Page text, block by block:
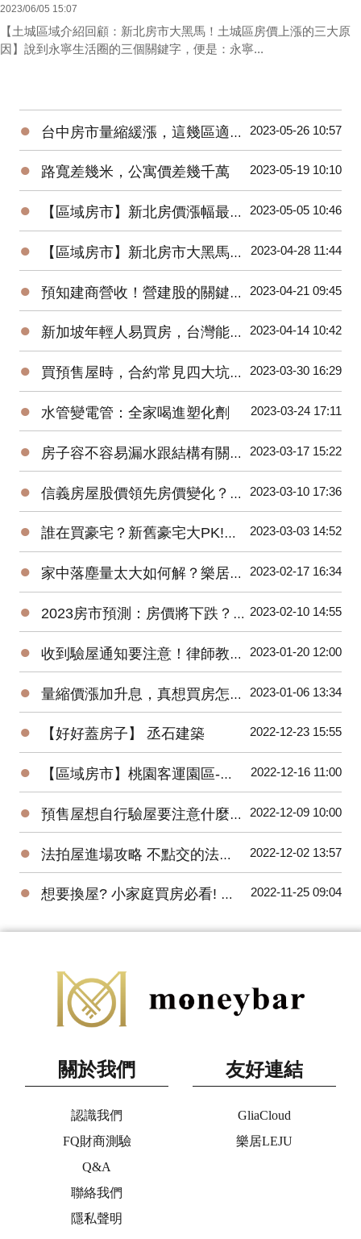
2023/06/05 15:07
【土城區域介紹回顧：新北房市大黑馬！土城區房價上漲的三大原
因】說到永寧生活圈的三個關鍵字，便是：永寧...
● 台中房市量縮緩漲，這幾區適合進場！台中海線 | 水湳 | 烏日 | 北屯 | 台中市政府 2023-05-26 10:57
● 路寬差幾米，公寓價差幾千萬 2023-05-19 10:10
● 【區域房市】新北房價漲幅最高–土城暫緩重劃區 2023-05-05 10:46
● 【區域房市】新北房市大黑馬！土城區房價上漲的三大原因？ 2023-04-28 11:44
● 預知建商營收！營建股的關鍵指標與操作秘訣 2023-04-21 09:45
● 新加坡年輕人易買房，台灣能借鏡？房市回溫？住商徐佳馨獨家分析 2023-04-14 10:42
● 買預售屋時，合約常見四大坑！你踩到了幾坑？ 2023-03-30 16:29
● 水管變電管：全家喝進塑化劑 2023-03-24 17:11
● 房子容不容易漏水跟結構有關係？戴雲發教你怎麼看！ 2023-03-17 15:22
● 信義房屋股價領先房價變化？準確率超高！ 2023-03-10 17:36
● 誰在買豪宅？新舊豪宅大PK!遠雄豪宅銷售團隊親身分享-遠雄Park One 2023-03-03 14:52
● 家中落塵量太大如何解？樂居創辦人Pearl換紗窗體驗大公開！ 2023-02-17 16:34
● 2023房市預測：房價將下跌？萬事俱備，尚欠東風！ 2023-02-10 14:55
● 收到驗屋通知要注意！律師教你判斷合不合理 2023-01-20 12:00
● 量縮價漲加升息，真想買房怎麼辦？買預售屋還是中古屋？ 2023-01-06 13:34
● 【好好蓋房子】 丞石建築 2022-12-23 15:55
● 【區域房市】桃園客運園區-被遺忘的重劃區翻紅！２字頭交易量爆衝有潛力嗎? 2022-12-16 11:00
● 預售屋想自行驗屋要注意什麼？問題最常出在這！ 2022-12-09 10:00
● 法拍屋進場攻略 不點交的法拍屋也能買 2022-12-02 13:57
● 想要換屋? 小家庭買房必看! 預售屋三房全解析 2022-11-25 09:04
關於我們
認識我們
FQ財商測驗
Q&A
聯絡我們
隱私聲明
友好連結
GliaCloud
樂居LEJU